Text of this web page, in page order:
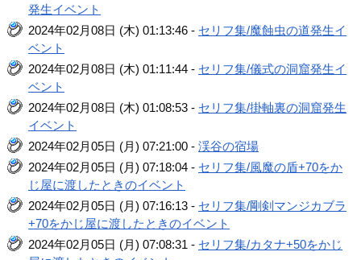
発生イベント
2024年02月08日 (木) 01:13:46 - セリフ集/魔蝕虫の道発生イ
ベント
2024年02月08日 (木) 01:11:44 - セリフ集/儀式の洞窟発生イ
ベント
2024年02月08日 (木) 01:08:53 - セリフ集/掛軸裏の洞窟発生
イベント
2024年02月05日 (月) 07:21:00 -渓谷の宿場
2024年02月05日 (月) 07:18:04 - セリフ集/風魔の盾+70をか
じ屋に渡したときのイベント
2024年02月05日 (月) 07:16:13 - セリフ集/剛剣マンジカブラ
+70をかじ屋に渡したときのイベント
2024年02月05日 (月) 07:08:31 - セリフ集/カタナ+50をかじ